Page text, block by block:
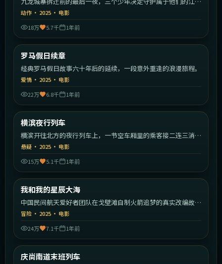
湖。
动作 · 2025 · 电影
18万
5.7千 1年前
最新
罗马假日续章
经典罗马假日故事六十年后的延续，一段意外重逢的浪漫旅程。
爱情 · 2025 · 电影
22万
6.8千 1年前
最新
横滨夜行列车
横滨开往北方的夜行列车上，一节空车厢里的乘客接二连三消
失。
悬疑 · 2025 · 电影
15万
5.1千 1年前
最新
我和我的星辰大海
中国民间航天爱好者团队在戈壁滩自制火箭追梦的真实改编故
事。
冒险 · 2025 · 电影
24万
7.1千 1年前
最新
庆尚南道末班列车